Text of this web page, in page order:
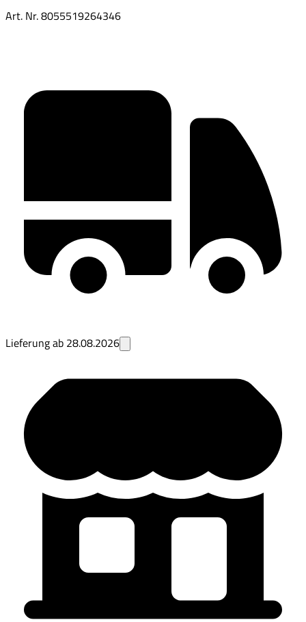
Art. Nr.8055519264346
Lieferung ab 28.08.2026